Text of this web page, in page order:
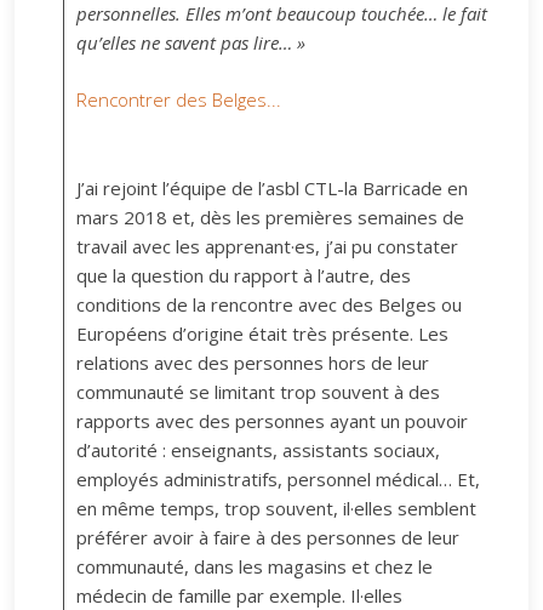
personnelles. Elles m’ont beaucoup touchée… le fait
qu’elles ne savent pas lire… »
Rencontrer des Belges...
J’ai rejoint l’équipe de l’asbl CTL-la Barricade en
mars 2018 et, dès les premières semaines de
travail avec les apprenant·es, j’ai pu constater
que la question du rapport à l’autre, des
conditions de la rencontre avec des Belges ou
Européens d’origine était très présente. Les
relations avec des personnes hors de leur
communauté se limitant trop souvent à des
rapports avec des personnes ayant un pouvoir
d’autorité : enseignants, assistants sociaux,
employés administratifs, personnel médical… Et,
en même temps, trop souvent, il·elles semblent
préférer avoir à faire à des personnes de leur
communauté, dans les magasins et chez le
médecin de famille par exemple. Il·elles